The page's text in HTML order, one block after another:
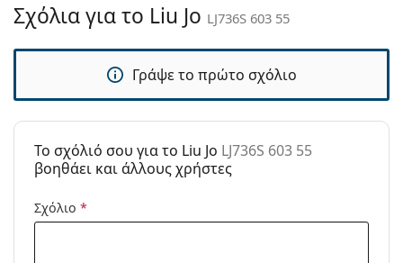
Πανί
καθαρισμού:
Όχι
Τύπος:
Γυναικεία
Μάρκα:
Liu Jo
LJ736S 603 55
Σχόλια για το Liu Jo LJ736S 603 55
Γράψε το πρώτο σχόλιο
To σχόλιό σου για το Liu Jo LJ736S 603 55
βοηθάει και άλλους χρήστες
Σχόλιο *